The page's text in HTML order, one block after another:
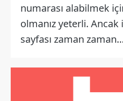
numarası alabilmek
olmanız yeterli.
sayfası zaman